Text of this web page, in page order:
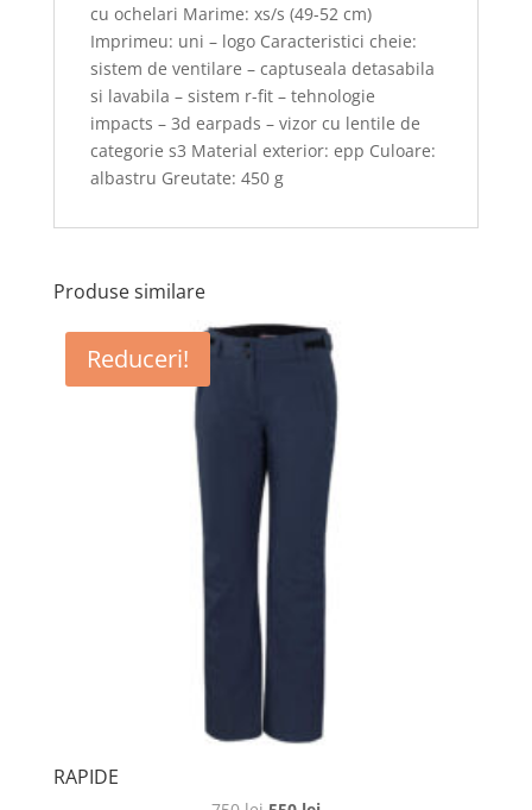
cu ochelari Marime: xs/s (49-52 cm)
Imprimeu: uni – logo Caracteristici cheie:
sistem de ventilare – captuseala detasabila
si lavabila – sistem r-fit – tehnologie
impacts – 3d earpads – vizor cu lentile de
categorie s3 Material exterior: epp Culoare:
albastru Greutate: 450 g
Produse similare
Reduceri!
RAPIDE